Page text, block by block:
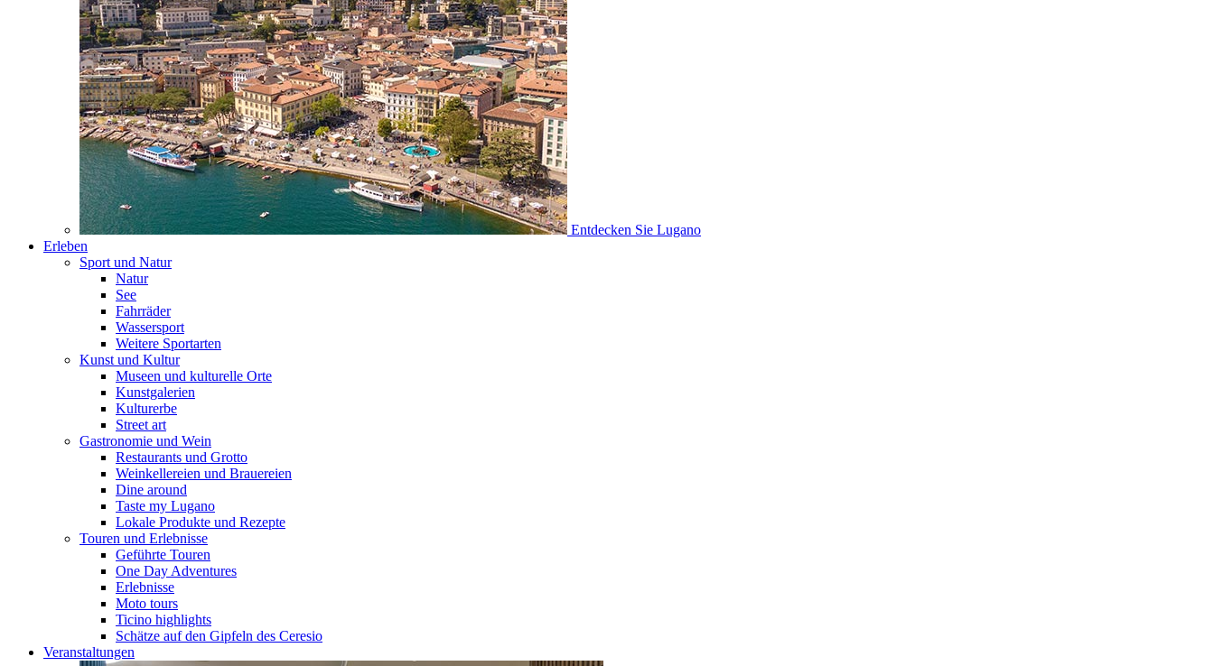
Entdecken Sie Lugano
Erleben
Sport und Natur
Natur
See
Fahrräder
Wassersport
Weitere Sportarten
Kunst und Kultur
Museen und kulturelle Orte
Kunstgalerien
Kulturerbe
Street art
Gastronomie und Wein
Restaurants und Grotto
Weinkellereien und Brauereien
Dine around
Taste my Lugano
Lokale Produkte und Rezepte
Touren und Erlebnisse
Geführte Touren
One Day Adventures
Erlebnisse
Moto tours
Ticino highlights
Schätze auf den Gipfeln des Ceresio
Veranstaltungen